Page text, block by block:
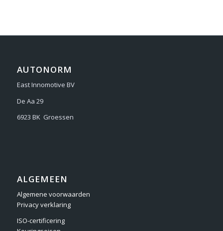
AUTONORM
East Innomotive BV
De Aa 29
6923 BK Groessen
ALGEMEEN
Algemene voorwaarden
Privacy verklaring
ISO-certificering